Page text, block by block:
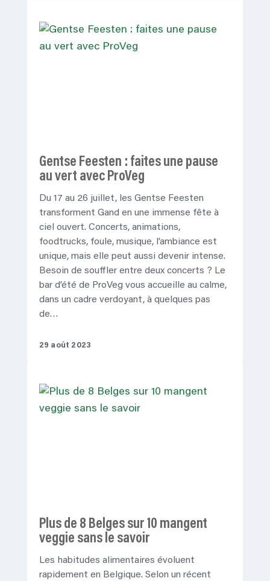
Gentse Feesten : faites une pause
au vert avec ProVeg
Du 17 au 26 juillet, les Gentse Feesten
transforment Gand en une immense fête à
ciel ouvert. Concerts, animations,
foodtrucks, foule, musique, l’ambiance est
unique, mais elle peut aussi devenir intense.
Besoin de souffler entre deux concerts ? Le
bar d’été de ProVeg vous accueille au calme,
dans un cadre verdoyant, à quelques pas
de…
29 août 2023
Plus de 8 Belges sur 10 mangent
veggie sans le savoir
Les habitudes alimentaires évoluent
rapidement en Belgique. Selon un récent